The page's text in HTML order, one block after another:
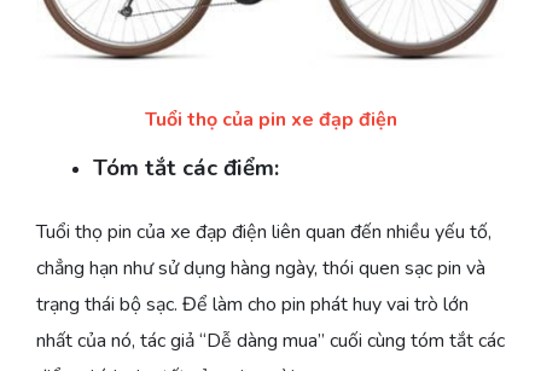
Tuổi thọ của pin xe đạp điện
Tóm tắt các điểm:
Tuổi thọ pin của xe đạp điện liên quan đến nhiều yếu tố,
chẳng hạn như sử dụng hàng ngày, thói quen sạc pin và
trạng thái bộ sạc. Để làm cho pin phát huy vai trò lớn
nhất của nó, tác giả “Dễ dàng mua” cuối cùng tóm tắt các